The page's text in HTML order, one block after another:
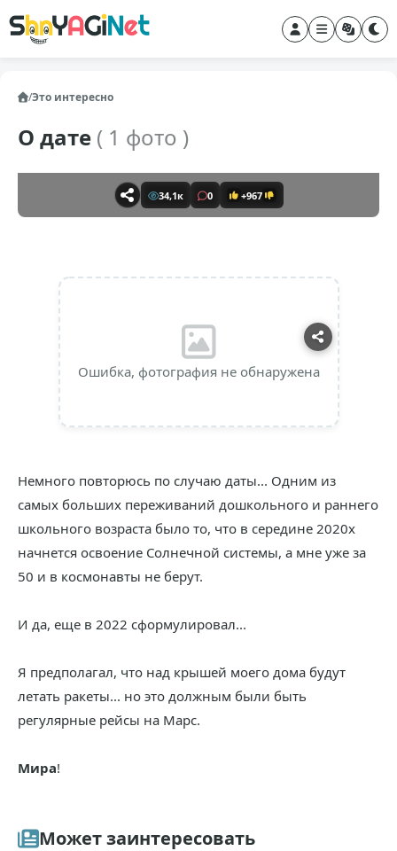
/Это интересно
О дате ( 1 фото )
34,1к 0 +967
Ошибка, фотография не обнаружена
Немного повторюсь по случаю даты... Одним из
самых больших переживаний дошкольного и раннего
школьного возраста было то, что в середине 2020х
начнется освоение Солнечной системы, а мне уже за
50 и в космонавты не берут.
И да, еще в 2022 сформулировал...
Я предполагал, что над крышей моего дома будут
летать ракеты... но это должным были быть
регулярные рейсы на Марс.
Мира!
Может заинтересовать